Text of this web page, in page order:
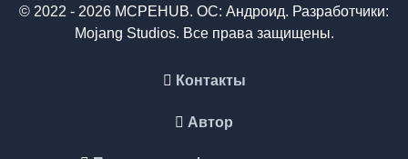
© 2022 - 2026 MCPEHUB. ОС: Андроид. Разработчики:
Mojang Studios. Все права защищены.
Контакты
Автор